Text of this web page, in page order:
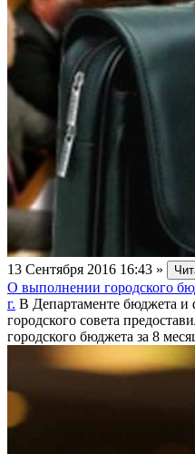
13 Сентября 2016 16:43 »
О выполнении городского
г. В Департаменте бюджета и
городского совета
городского бюджета за 8